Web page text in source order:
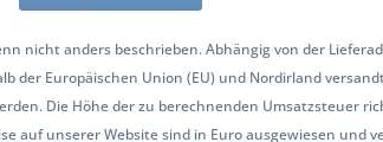
nicht anders beschrieben. Abhängig von der
Europäischen Union (EU) und Nordirland
Die Höhe der zu berechnenden Umsatzsteuer
auf unserer Website sind in Euro ausgewiesen